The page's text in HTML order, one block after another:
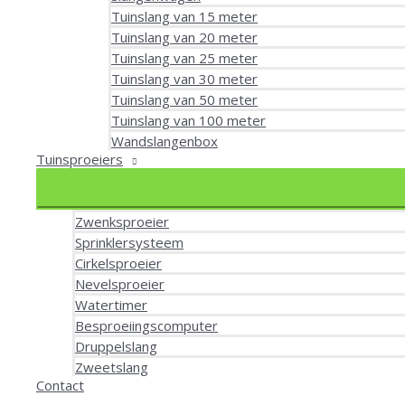
Tuinslang van 15 meter
Tuinslang van 20 meter
Tuinslang van 25 meter
Tuinslang van 30 meter
Tuinslang van 50 meter
Tuinslang van 100 meter
Wandslangenbox
Tuinsproeiers
Zwenksproeier
Sprinklersysteem
Cirkelsproeier
Nevelsproeier
Watertimer
Besproeiingscomputer
Druppelslang
Zweetslang
Contact